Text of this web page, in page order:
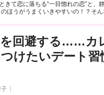
きて恋に落ちる“一目惚れの恋”と、
ほうがうまくいきやすいの！？そん
を回避する……カ
けたいデート習